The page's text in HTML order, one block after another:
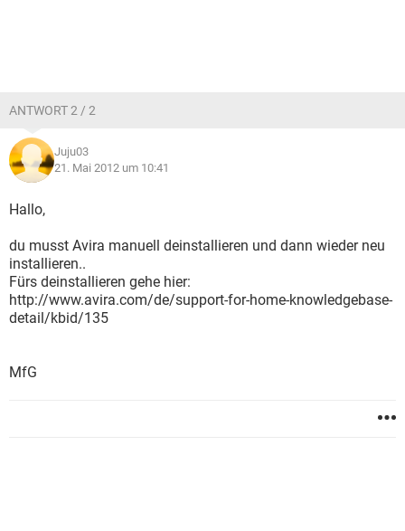
ANTWORT 2 / 2
Juju03
21. Mai 2012 um 10:41
Hallo,
du musst Avira manuell deinstallieren und dann wieder neu
installieren..
Fürs deinstallieren gehe hier:
http://www.avira.com/de/support-for-home-knowledgebase-
detail/kbid/135
MfG